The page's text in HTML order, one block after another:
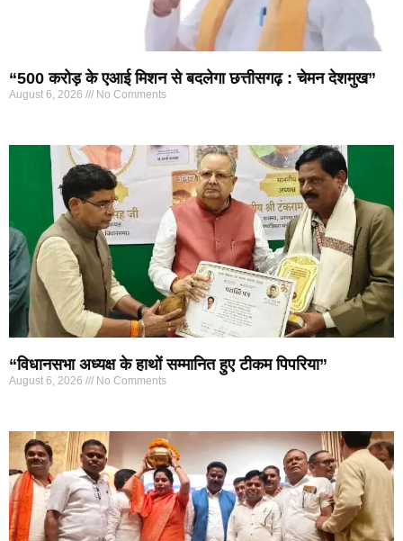
“500 करोड़ के एआई मिशन से बदलेगा छत्तीसगढ़ : चेमन देशमुख”
August 6, 2026 No Comments
“विधानसभा अध्यक्ष के हाथों सम्मानित हुए टीकम पिपरिया”
August 6, 2026 No Comments